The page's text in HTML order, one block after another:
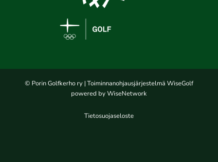
© Porin Golfkerho ry | Toiminnanohjausjärjestelmä WiseGolf
powered by WiseNetwork
Tietosuojaseloste